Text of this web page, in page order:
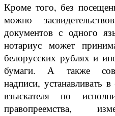
Кроме того, без
можно
документов с одного
нотариус может
белорусских рублях и
бумаги. А также
надписи, устанавливать
взыскателя по
правопреемства,